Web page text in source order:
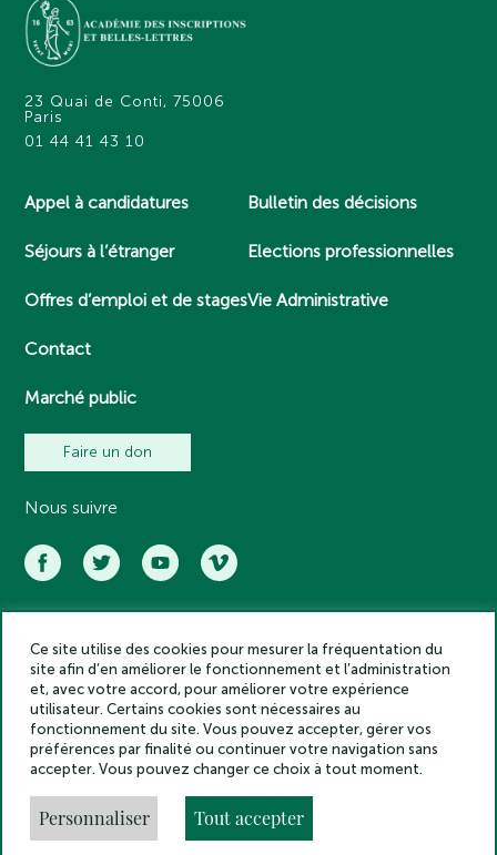
23 Quai de Conti, 75006
Paris
01 44 41 43 10
Appel à candidatures
Séjours à l’étranger
Offres d’emploi et de stages
Contact
Marché public
Bulletin des décisions
Elections professionnelles
Vie Administrative
Faire un don
Nous suivre
Académie des inscriptions et belles lettres – Tous droits réservés
2025
Politique de confidentialité
Mentions légales
Crédits
Gestion des cookies
Made by
Ce site utilise des cookies pour mesurer la fréquentation du
site afin d’en améliorer le fonctionnement et l’administration
et, avec votre accord, pour améliorer votre expérience
utilisateur. Certains cookies sont nécessaires au
fonctionnement du site. Vous pouvez accepter, gérer vos
préférences par finalité ou continuer votre navigation sans
accepter. Vous pouvez changer ce choix à tout moment.
Personnaliser Tout accepter